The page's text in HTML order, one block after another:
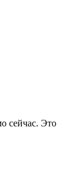
сейчас. Это